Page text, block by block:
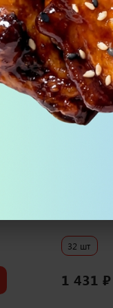
32 шт
1 431 ₽